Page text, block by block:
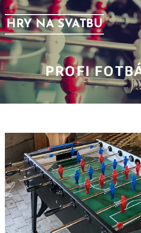
HRY NA SVATBU
PROFI